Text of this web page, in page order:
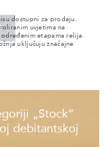
dostupni za prodaju.
uvjetima na
etapama relija.
uključuju značajne
„Stock”
debitantskoj